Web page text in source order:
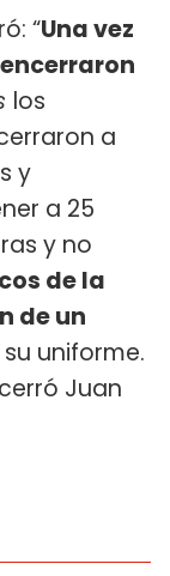
“Una vez
los
a
y
a 25
y no
de la
de un
uniforme.
Juan